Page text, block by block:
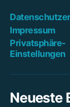
Impressum
Privatsphäre-
Einstellungen
Neueste